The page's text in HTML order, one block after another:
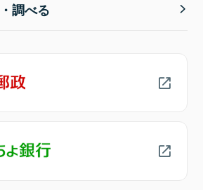
調べる